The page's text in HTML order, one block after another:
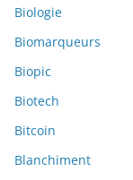
Biologie
Biomarqueurs
Biopic
Biotech
Bitcoin
Blanchiment